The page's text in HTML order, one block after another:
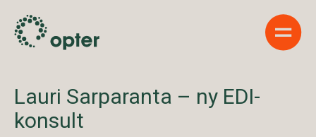
Show
Lauri Sarparanta – ny EDI-
konsult